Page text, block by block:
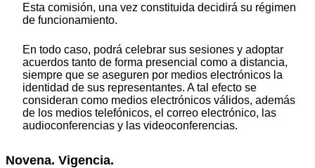
Esta comisión, una vez constituida decidirá su régimen
de funcionamiento.
En todo caso, podrá celebrar sus sesiones y adoptar
acuerdos tanto de forma presencial como a distancia,
siempre que se aseguren por medios electrónicos la
identidad de sus representantes. A tal efecto se
consideran como medios electrónicos válidos, además
de los medios telefónicos, el correo electrónico, las
audioconferencias y las videoconferencias.
Novena. Vigencia.